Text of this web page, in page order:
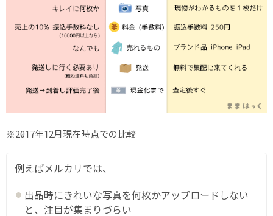
※2017年12月現在時点での比較
例えばメルカリでは、
出品時にきれいな写真を何枚かアップロードしない
と、注目が集まりづらい